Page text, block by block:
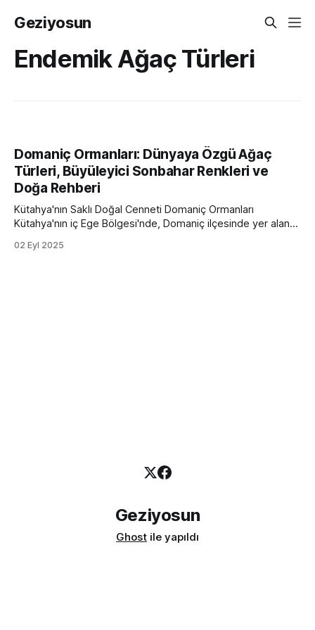
Geziyosun
Endemik Ağaç Türleri
Domaniç Ormanları: Dünyaya Özgü Ağaç
Türleri, Büyüleyici Sonbahar Renkleri ve
Doğa Rehberi
Kütahya'nın Saklı Doğal Cenneti Domaniç Ormanları
Kütahya'nın iç Ege Bölgesi'nde, Domaniç ilçesinde yer alan
biridir. Yüzölçümünün yaklaşık %65'i ormanlarla kaplı olan bu
02 Eyl 2025
Geziyosun
Ghost ile yapıldı